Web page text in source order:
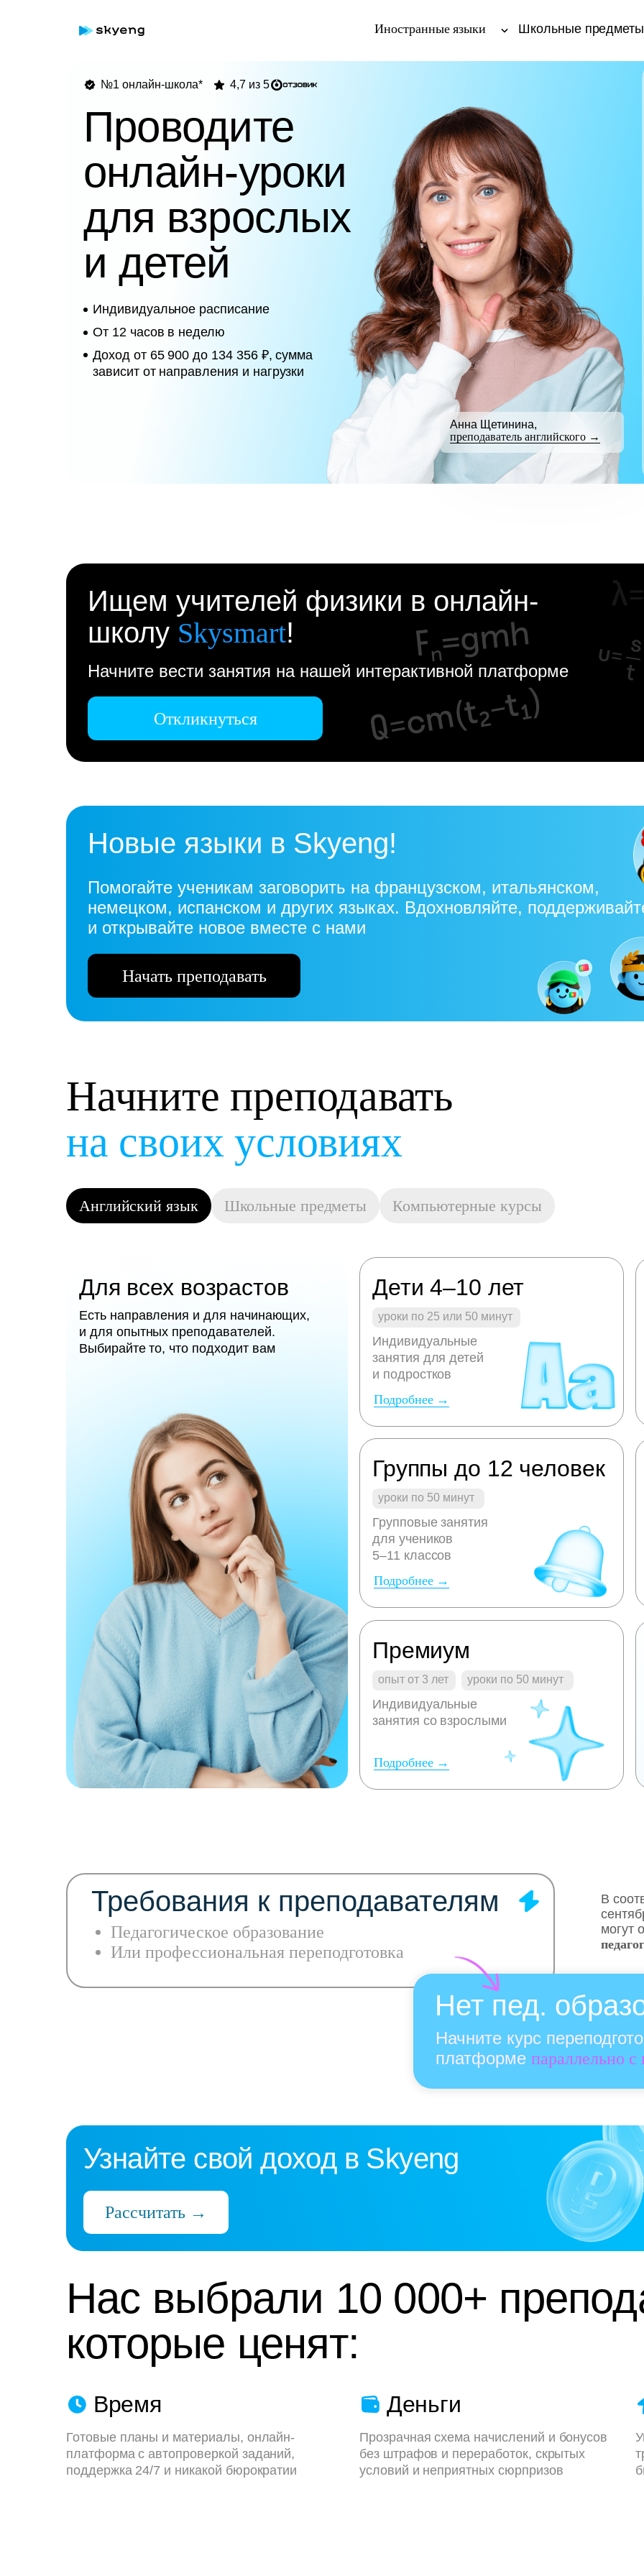
Иностранные языки Школьные предметы
№1 онлайн-школа*
Индивидуальное расписание
От 12 часов в неделю
Доход от 65 900 до 134 356 ₽, сумма
зависит от направления и нагрузки
4,7 из 5
Проводите
онлайн-уроки
для взрослых
и детей
Анна Щетинина,
преподаватель английского →
Ищем учителей физики в онлайн-
школу Skysmart!
Начните вести занятия на нашей интерактивной платформе
Откликнуться
Новые языки в Skyeng!
Помогайте ученикам заговорить на французском, итальянском,
немецком, испанском и других языках. Вдохновляйте,
и открывайте новое вместе с нами
Начать преподавать
Начните преподавать
в дружной команде
Английский язык Школьные предметы Компьютерные курсы
Для всех возрастов
Есть направления и для начинающих,
и для опытных преподавателей.
Выбирайте то, что подходит вам
Дети 4–10 лет
уроки по 25 или 50 минут
Индивидуальные
занятия для детей
и подростков
Подробнее →
Групповые занятия
для учеников
5–11 классов
уроки по 50 минут
Группы до 12 человек
Подробнее →
Премиум
опыт от 3 лет уроки по 50 минут
Индивидуальные
занятия со взрослыми
Подробнее →
Педагогическое образование
Или профессиональная переподготовка
В
могут
Начните курс
платформе параллельно с
Требования к преподавателям
Нет пед.
Узнайте свой доход в Skyeng
Рассчитать →
Нас выбрали 10 000+
которые ценят:
Время
Готовые планы и материалы, онлайн-
платформа с автопроверкой заданий,
поддержка 24/7 и никакой бюрократии
Деньги
Прозрачная схема начислений и бонусов
без штрафов и переработок, скрытых
условий и неприятных сюрпризов